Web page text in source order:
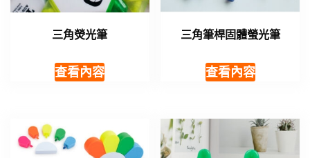
三角熒光筆
查看內容
三角筆桿固體螢光筆
查看內容